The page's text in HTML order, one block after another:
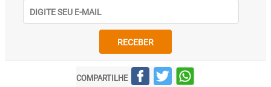
RECEBER
COMPARTILHE